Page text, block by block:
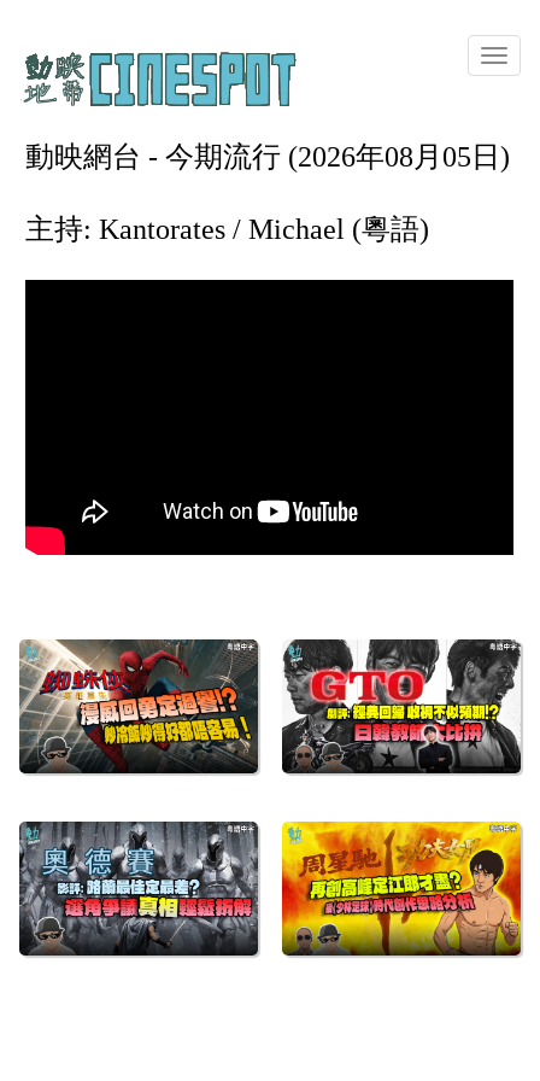
Toggle
動映網台 - 今期流行 (2026年08月05日)
主持: Kantorates / Michael (粵語)